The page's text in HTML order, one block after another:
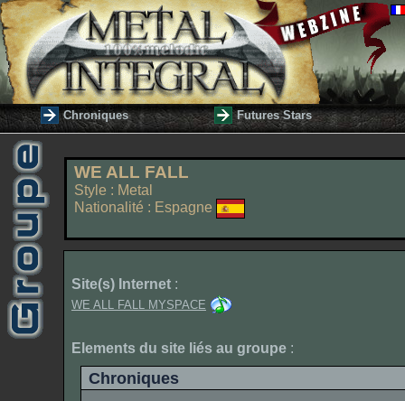
Chroniques Futures Stars
WE ALL FALL
Style : Metal
Nationalité : Espagne
Site(s) Internet :
WE ALL FALL MYSPACE
Elements du site liés au groupe :
Chroniques